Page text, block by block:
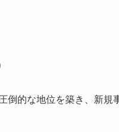
倒的な地位を築き、新規